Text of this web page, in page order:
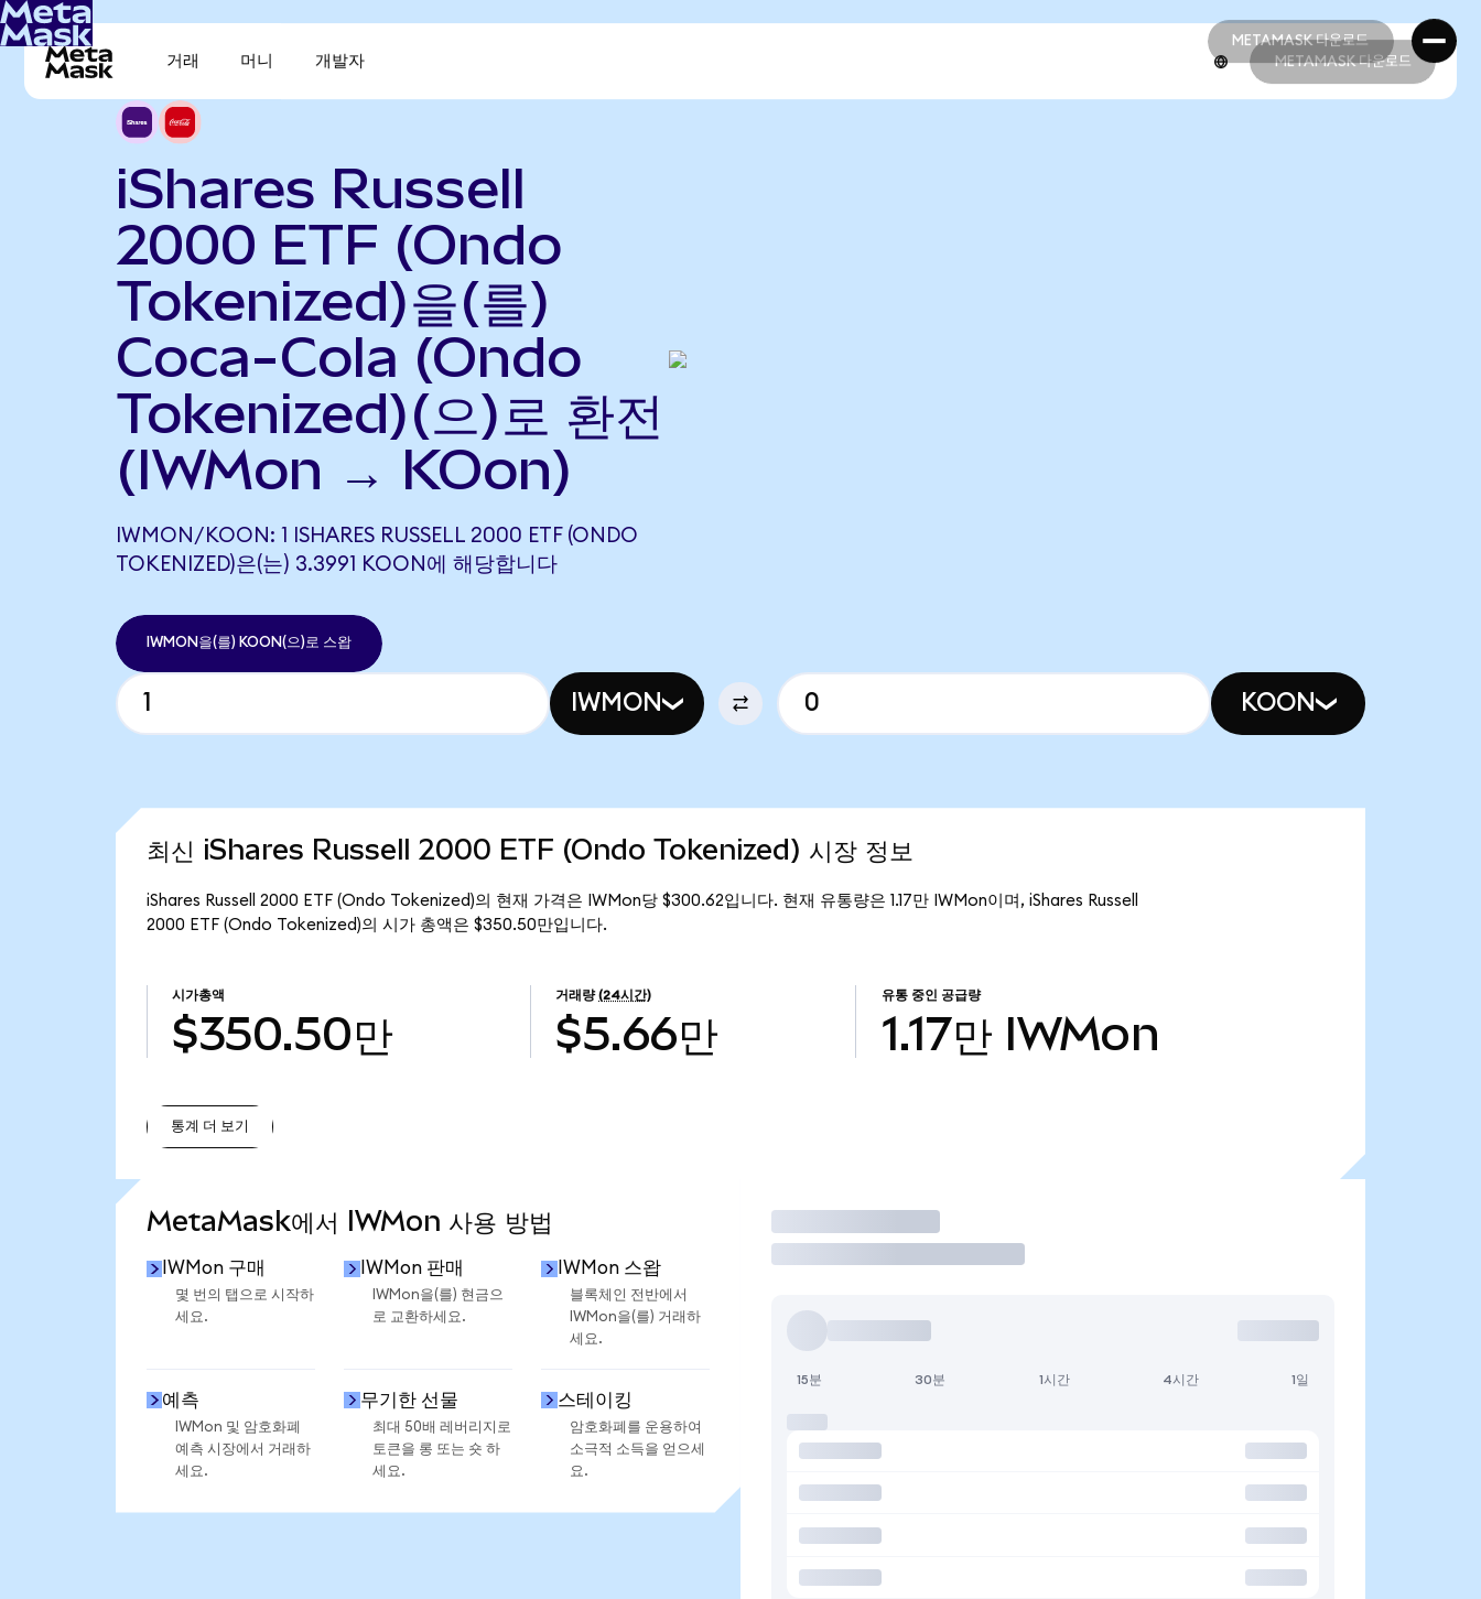
METAMASK 다운로드
METAMASK 다운로드
거래 머니 개발자 METAMASK 다운로드
iShares Russell
2000 ETF (Ondo
Tokenized)을(를)
Coca-Cola (Ondo
Tokenized)(으)로 환전
(IWMon → KOon)
IWMON/KOON: 1 ISHARES RUSSELL 2000 ETF (ONDO
TOKENIZED)은(는) 3.3991 KOON에 해당합니다
IWMON을(를) KOON(으)로 스왑
IWMON KOON
최신 iShares Russell 2000 ETF (Ondo Tokenized) 시장 정보
iShares Russell 2000 ETF (Ondo Tokenized)의 현재 가격은 IWMon당 $300.62입니다. 현재 유통량은 1.17만 IWMon이며, iShares Russell
2000 ETF (Ondo Tokenized)의 시가 총액은 $350.50만입니다.
시가총액
$350.50만
거래량 (24시간)
$5.66만
유통 중인 공급량
1.17만 IWMon
통계 더 보기
MetaMask에서 IWMon 사용 방법
IWMon 구매
몇 번의 탭으로 시작하
세요.
IWMon 판매
IWMon을(를) 현금으
로 교환하세요.
IWMon 스왑
블록체인 전반에서
IWMon을(를) 거래하
세요.
예측
IWMon 및 암호화폐
예측 시장에서 거래하
세요.
무기한 선물
최대 50배 레버리지로
토큰을 롱 또는 숏 하
세요.
스테이킹
암호화폐를 운용하여
소극적 소득을 얻으세
요.
거래
15분 30분 1시간 4시간 1일